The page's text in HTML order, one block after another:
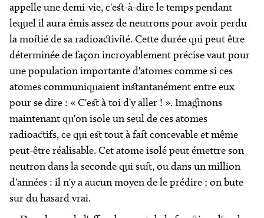
appelle une demi-vie, c'est-à-dire le temps pendant
lequel il aura émis assez de neutrons pour avoir perdu
la moitié de sa radioactivité. Cette durée qui peut être
déterminée de façon incroyablement précise vaut pour
une population importante d'atomes comme si ces
atomes communiquaient instantanément entre eux
pour se dire : « C'est à toi d'y aller ! ». Imaginons
maintenant qu'on isole un seul de ces atomes
radioactifs, ce qui est tout à fait concevable et même
peut-être réalisable. Cet atome isolé peut émettre son
neutron dans la seconde qui suit, ou dans un million
d'années : il n'y a aucun moyen de le prédire ; on bute
sur du hasard vrai.